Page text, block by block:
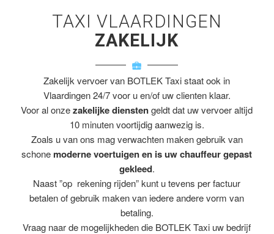
TAXI VLAARDINGEN
ZAKELIJK
Zakelijk vervoer van BOTLEK Taxi staat ook in
Vlaardingen 24/7 voor u en/of uw clienten klaar.
Voor al onzezakelijke dienstengeldt dat uw vervoer altijd
10 minuten voortijdig aanwezig is.
Zoals u van ons mag verwachten maken gebruik van
schone moderne voertuigen en is uw chauffeur gepast
gekleed.
Naast ”op rekening rijden” kunt u tevens per factuur
betalen of gebruik maken van iedere andere vorm van
betaling.
Vraag naar de mogelijkheden die BOTLEK Taxi uw bedrijf